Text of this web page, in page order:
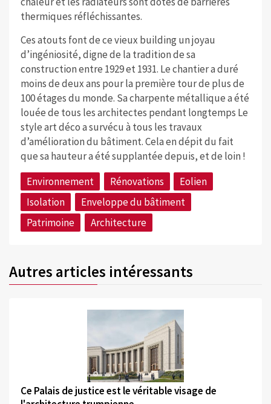
thermiques réfléchissantes.
Ces atouts font de ce vieux building un joyau
d’ingéniosité, digne de la tradition de sa
construction entre 1929 et 1931. Le chantier a duré
moins de deux ans pour la première tour de plus de
100 étages du monde. Sa charpente métallique a été
louée de tous les architectes pendant longtemps Le
style art déco a survécu à tous les travaux
d’amélioration du bâtiment. Cela en dépit du fait
que sa hauteur a été supplantée depuis, et de loin !
Environnement
Rénovations
Eolien
Isolation
Enveloppe du bâtiment
Patrimoine
Architecture
Autres articles intéressants
©
Ce Palais de justice est le véritable visage de